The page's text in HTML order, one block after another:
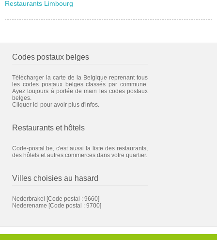
Restaurants Limbourg
Codes postaux belges
Télécharger la carte de la Belgique reprenant tous
les codes postaux belges classés par commune.
Ayez toujours à portée de main les codes postaux
belges.
Cliquer ici pour avoir plus d'infos.
Restaurants et hôtels
Code-postal.be, c'est aussi la liste des restaurants,
des hôtels et autres commerces dans votre quartier.
Villes choisies au hasard
Nederbrakel [Code postal : 9660]
Nederename [Code postal : 9700]